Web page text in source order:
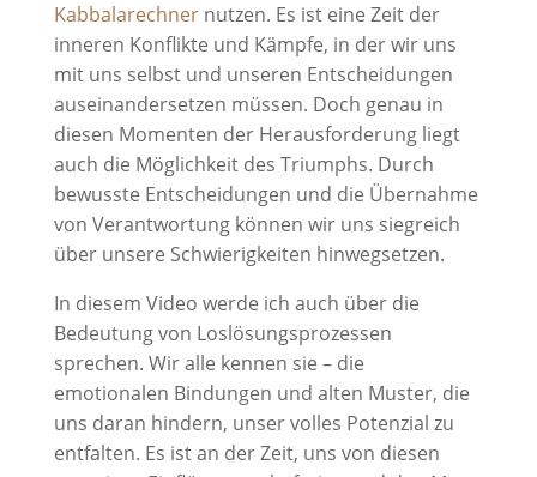
Kabbalarechnernutzen. Es ist eine Zeit der
inneren Konflikte und Kämpfe, in der wir uns
mit uns selbst und unseren Entscheidungen
auseinandersetzen müssen. Doch genau in
diesen Momenten der Herausforderung liegt
auch die Möglichkeit des Triumphs. Durch
bewusste Entscheidungen und die Übernahme
von Verantwortung können wir uns siegreich
über unsere Schwierigkeiten hinwegsetzen.
In diesem Video werde ich auch über die
Bedeutung von Loslösungsprozessen
sprechen. Wir alle kennen sie – die
emotionalen Bindungen und alten Muster, die
uns daran hindern, unser volles Potenzial zu
entfalten. Es ist an der Zeit, uns von diesen